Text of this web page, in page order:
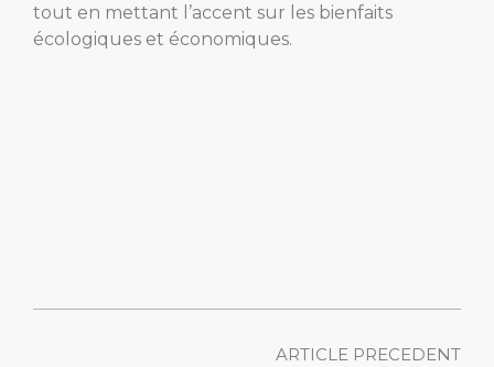
tout en mettant l’accent sur les bienfaits
écologiques et économiques.
ARTICLE PRECEDENT